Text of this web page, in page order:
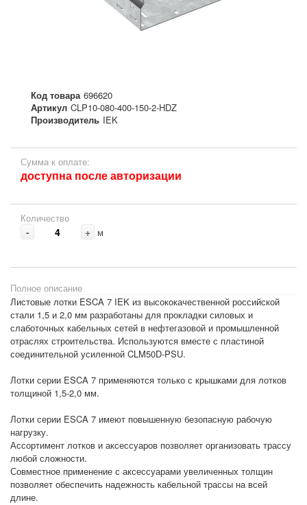
Код товара 696620
Артикул CLP10-080-400-150-2-HDZ
Производитель IEK
Сумма к оплате:
доступна после авторизации
Количество
- + м
Полное описание
Листовые лотки ESCA 7 IEK из высококачественной российской
стали 1,5 и 2,0 мм разработаны для прокладки силовых и
слаботочных кабельных сетей в нефтегазовой и промышленной
отраслях строительства. Используются вместе с пластиной
соединительной усиленной CLM50D-PSU.
Лотки серии ESCA 7 применяются только с крышками для лотков
толщиной 1,5-2,0 мм.
Лотки серии ESCA 7 имеют повышенную безопасную рабочую
нагрузку.
Ассортимент лотков и аксессуаров позволяет организовать трассу
любой сложности.
Совместное применение с аксессуарами увеличенных толщин
позволяет обеспечить надежность кабельной трассы на всей
длине.